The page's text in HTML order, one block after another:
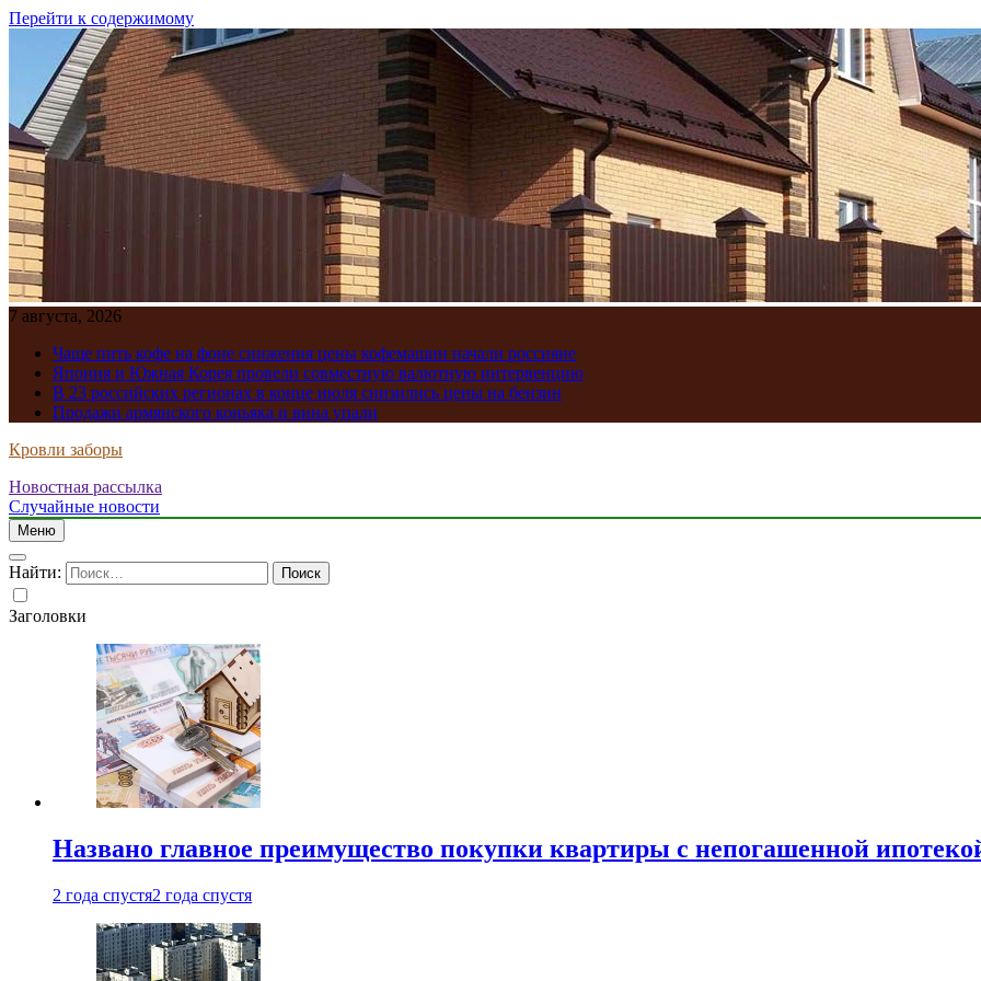
Перейти к содержимому
7 августа, 2026
Чаще пить кофе на фоне снижения цены кофемашин начали россияне
Япония и Южная Корея провели совместную валютную интервенцию
В 23 российских регионах в конце июля снизились цены на бензин
Продажи армянского коньяка и вина упали
Кровли заборы
Новостная рассылка
Случайные новости
Меню
Найти:
Заголовки
Названо главное преимущество покупки квартиры с непогашенной
2 года спустя2 года спустя